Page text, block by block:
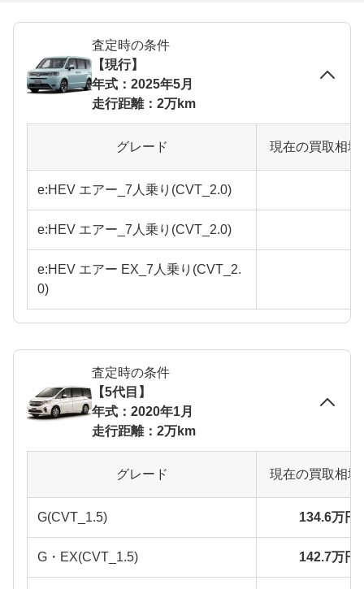
査定時の条件
【現行】
年式：2025年5月
走行距離：2万km
グレード 現在の買取相
e:HEV エアー_7人乗り(CVT_2.0)
e:HEV エアー_7人乗り(CVT_2.0)
e:HEV エアー EX_7人乗り(CVT_2.
0)
査定時の条件
【5代目】
年式：2020年1月
走行距離：2万km
グレード 現在の買取相
G(CVT_1.5) 134.6万円
G・EX(CVT_1.5) 142.7万円